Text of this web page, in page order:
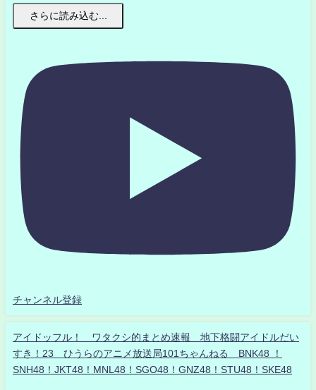
さらに読み込む...
チャンネル登録
アイドッフル！ ワタクシ的まとめ速報 地下格闘アイドルだい
すき！23 ひうらのアニメ放送局101ちゃんねる BNK48 ！
SNH48！JKT48！MNL48！SGO48！GNZ48！STU48！SKE48